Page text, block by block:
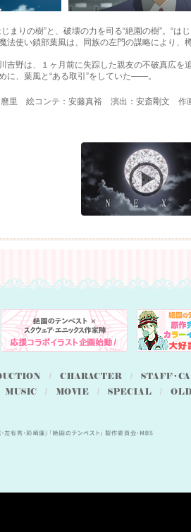
まりの樹”と、破壊の力を司る“絶園の樹”。“は
法使い鎖部葉風は、同族の左門の謀略により、
吉野は、１ヶ月前に失踪した親友の不破真広を
に、葉風と“ある取引”をしていた――。
麿里 絵コンテ：安藤真裕 演出：安斎剛文 作